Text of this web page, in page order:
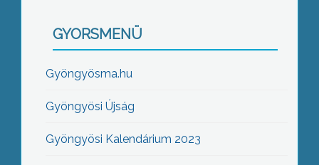
GYORSMENÜ
Gyöngyösma.hu
Gyöngyösi Újság
Gyöngyösi Kalendárium 2023